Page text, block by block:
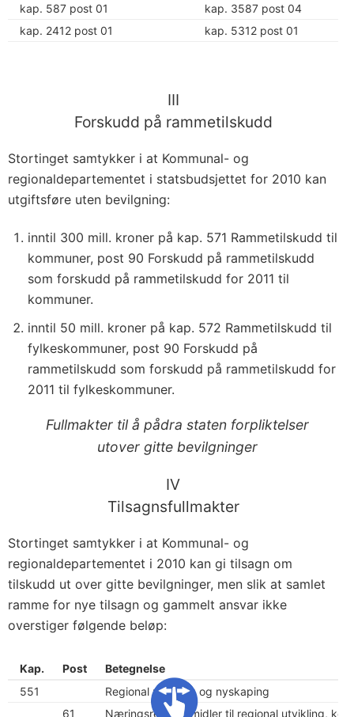
kap. 587 post 01
kap. 3587 post 04
kap. 2412 post 01
kap. 5312 post 01
III
Forskudd på rammetilskudd
Stortinget samtykker i at Kommunal- og
regionaldepartementet i statsbudsjettet for 2010 kan
utgiftsføre uten bevilgning:
inntil 300 mill. kroner på kap. 571 Rammetilskudd til
kommuner, post 90 Forskudd på rammetilskudd
som forskudd på rammetilskudd for 2011 til
kommuner.
inntil 50 mill. kroner på kap. 572 Rammetilskudd til
fylkeskommuner, post 90 Forskudd på
rammetilskudd som forskudd på rammetilskudd for
2011 til fylkeskommuner.
Fullmakter til å pådra staten forpliktelser
utover gitte bevilgninger
IV
Tilsagnsfullmakter
Stortinget samtykker i at Kommunal- og
regionaldepartementet i 2010 kan gi tilsagn om
tilskudd ut over gitte bevilgninger, men slik at samlet
ramme for nye tilsagn og gammelt ansvar ikke
overstiger følgende beløp:
Kap. Post
Betegnelse
551
Regional utvikling og nyskaping
61
Næringsrettede midler til regional utvikling,